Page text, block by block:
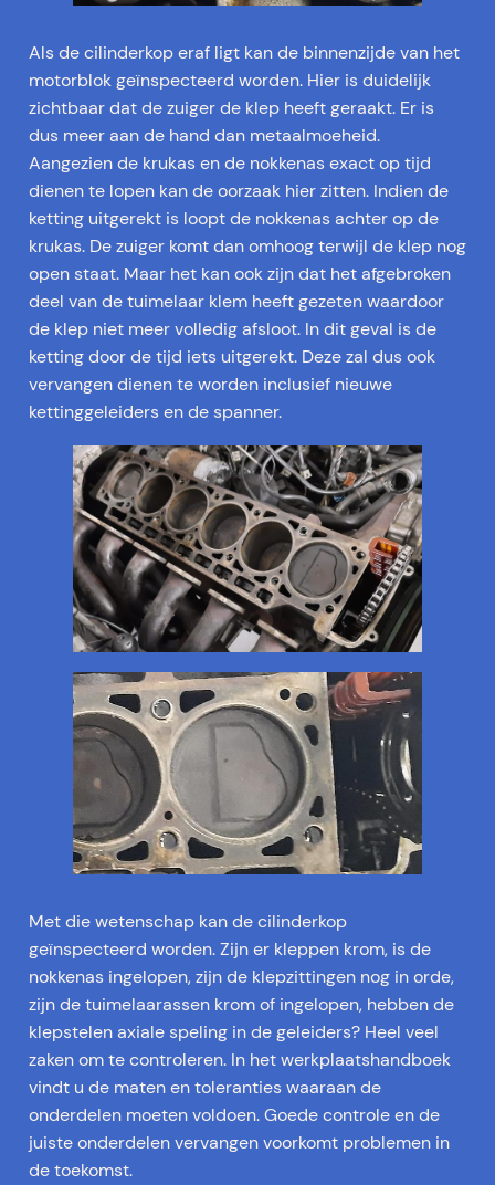
Als de cilinderkop eraf ligt kan de binnenzijde van het
motorblok geïnspecteerd worden. Hier is duidelijk
zichtbaar dat de zuiger de klep heeft geraakt. Er is
dus meer aan de hand dan metaalmoeheid.
Aangezien de krukas en de nokkenas exact op tijd
dienen te lopen kan de oorzaak hier zitten. Indien de
ketting uitgerekt is loopt de nokkenas achter op de
krukas. De zuiger komt dan omhoog terwijl de klep nog
open staat. Maar het kan ook zijn dat het afgebroken
deel van de tuimelaar klem heeft gezeten waardoor
de klep niet meer volledig afsloot. In dit geval is de
ketting door de tijd iets uitgerekt. Deze zal dus ook
vervangen dienen te worden inclusief nieuwe
kettinggeleiders en de spanner.
Met die wetenschap kan de cilinderkop
geïnspecteerd worden. Zijn er kleppen krom, is de
nokkenas ingelopen, zijn de klepzittingen nog in orde,
zijn de tuimelaarassen krom of ingelopen, hebben de
klepstelen axiale speling in de geleiders? Heel veel
zaken om te controleren. In het werkplaatshandboek
vindt u de maten en toleranties waaraan de
onderdelen moeten voldoen. Goede controle en de
juiste onderdelen vervangen voorkomt problemen in
de toekomst.